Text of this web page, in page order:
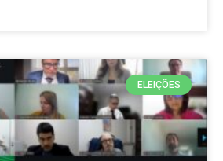
ELEIÇÕES